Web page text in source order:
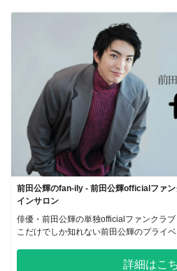
前田公輝のfan-ily - 前田公輝officialファ
インサロン
俳優・前田公輝の単独officialファンクラ
こだけでしか知れない前田公輝のプライ
詳細はこ